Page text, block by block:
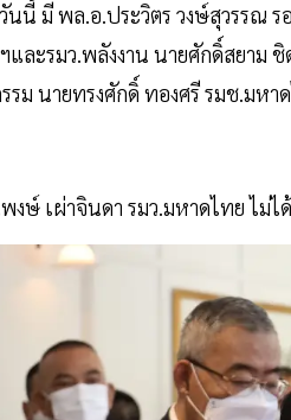
นนี้ มี พล.อ.ประวิตร วงษ์สุวรร
และรมว.พลังงาน นายศักดิ์สยาม
รม นายทรงศักดิ์ ทองศรี รมช.มห
ษ์ เผ่าจินดา รมว.มหาดไทย ไม่ไ